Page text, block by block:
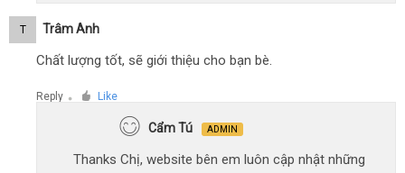
T Trâm Anh
Chất lượng tốt, sẽ giới thiệu cho bạn bè.
Reply ● Like
Cẩm Tú ADMIN
Thanks Chị, website bên em luôn cập nhật những